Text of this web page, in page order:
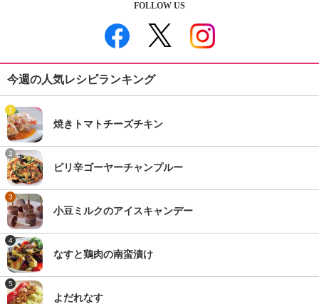
FOLLOW US
今週の人気レシピランキング
1
焼きトマトチーズチキン
2
ピリ辛ゴーヤーチャンプルー
3
小豆ミルクのアイスキャンデー
4
なすと鶏肉の南蛮漬け
5
よだれなす